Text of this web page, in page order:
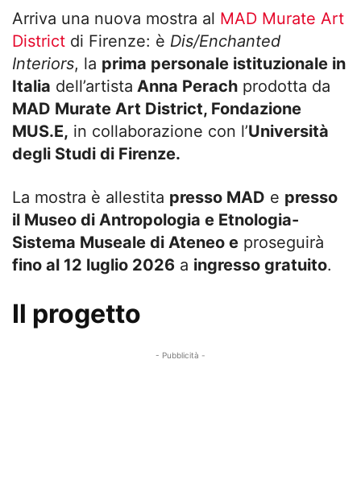
Arriva una nuova mostra al MAD Murate Art
District di Firenze: è Dis/Enchanted
Interiors, la prima personale istituzionale in
Italia dell’artista Anna Perach prodotta da
MAD Murate Art District, Fondazione
MUS.E, in collaborazione con l’Università
degli Studi di Firenze.
La mostra è allestita presso MAD e presso
il Museo di Antropologia e Etnologia-
Sistema Museale di Ateneo e proseguirà
fino al 12 luglio 2026 a ingresso gratuito.
Il progetto
- Pubblicità -